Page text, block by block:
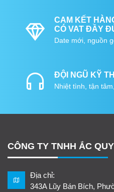
CAM KẾT
CÓ VAT ĐẦY
Date mới, nguồn
ĐỘI NGŨ KỸ
Nhiệt tình, tận
CÔNG TY TNHH ẮC
Địa chỉ:
343A Lũy Bán Bích,